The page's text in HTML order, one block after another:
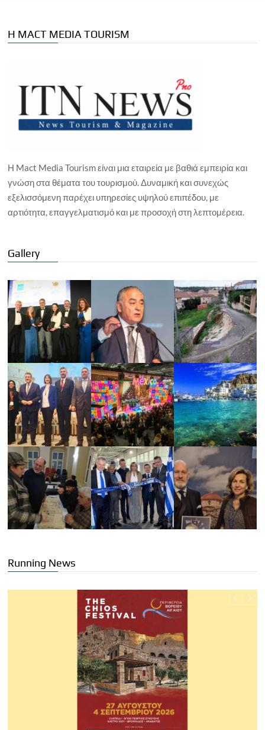
Η MACT MEDIA TOURISM
Η Mact Media Tourism είναι μια εταιρεία με βαθιά εμπειρία και
γνώση στα θέματα του τουρισμού. Δυναμική και συνεχώς
εξελισσόμενη παρέχει υπηρεσίες υψηλού επιπέδου, με
αρτιότητα, επαγγελματισμό και με προσοχή στη λεπτομέρεια.
Gallery
Running News